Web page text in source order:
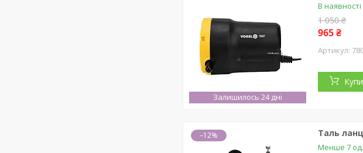
Залишилось 24 дні
В наявності
1 050 ₴
965 ₴
–12% Таль
Менше 7 од.